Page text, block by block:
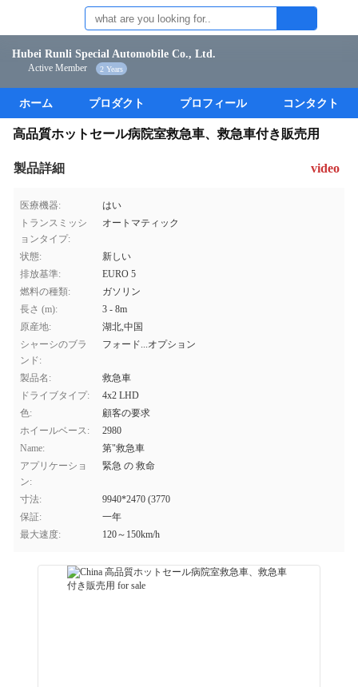
Hubei Runli Special Automobile Co., Ltd.
Active Member 2 Years
ホーム プロダクト プロフィール コンタクト
高品質ホットセール病院室救急車、救急車付き販売用
製品詳細 video
医療機器:
はい
トランスミッシ
ョンタイプ:
オートマティック
状態:
新しい
排放基準:
EURO 5
燃料の種類:
ガソリン
長さ (m):
3 - 8m
原産地:
湖北,中国
シャーシのブラ
ンド:
フォード...オプション
製品名:
救急車
ドライブタイプ:
4x2 LHD
色:
顧客の要求
ホイールベース:
2980
Name:
第"救急車
アプリケーショ
ン:
緊急 の 救命
寸法:
9940*2470 (3770
保証:
一年
最大速度:
120～150km/h